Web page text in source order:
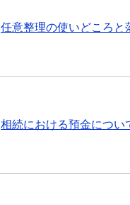
任意整理の使いどころと
相続における預金につい